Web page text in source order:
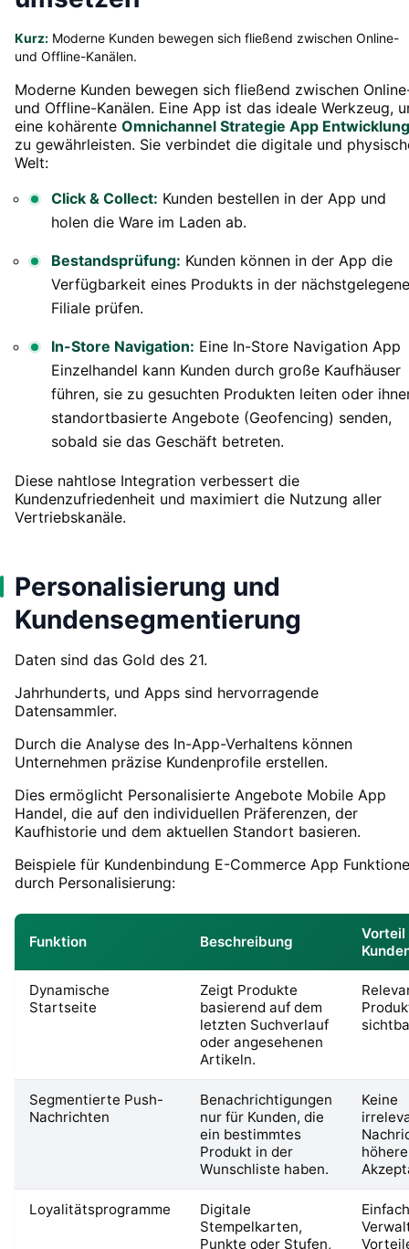
Kurz: Moderne Kunden bewegen sich fließend zwischen Online-
und Offline-Kanälen.
Moderne Kunden bewegen sich fließend zwischen
und Offline-Kanälen. Eine App ist das ideale Werkzeug,
eine kohärente Omnichannel Strategie App Entwicklung
zu gewährleisten. Sie verbindet die digitale und
Welt:
Click & Collect: Kunden bestellen in der App und
holen die Ware im Laden ab.
Bestandsprüfung: Kunden können in der App die
Verfügbarkeit eines Produkts in der
Filiale prüfen.
In-Store Navigation: Eine In-Store Navigation App
Einzelhandel kann Kunden durch große Kaufhäuser
führen, sie zu gesuchten Produkten leiten oder
standortbasierte Angebote (Geofencing) senden,
sobald sie das Geschäft betreten.
Diese nahtlose Integration verbessert die
Kundenzufriedenheit und maximiert die Nutzung aller
Vertriebskanäle.
Personalisierung und
Kundensegmentierung
Daten sind das Gold des 21.
Jahrhunderts, und Apps sind hervorragende
Datensammler.
Durch die Analyse des In-App-Verhaltens können
Unternehmen präzise Kundenprofile erstellen.
Dies ermöglicht Personalisierte Angebote Mobile App
Handel, die auf den individuellen Präferenzen, der
Kaufhistorie und dem aktuellen Standort basieren.
Beispiele für Kundenbindung E-Commerce App
durch Personalisierung:
Funktion Beschreibung
Vorteil
Dynamische
Startseite
Zeigt Produkte
basierend auf dem
letzten Suchverlauf
oder angesehenen
Artikeln.
Segmentierte Push-
Nachrichten
Benachrichtigungen
nur für Kunden, die
ein bestimmtes
Produkt in der
Wunschliste haben.
Keine
höhere
Loyalitätsprogramme
Digitale
Stempelkarten,
Punkte oder Stufen,